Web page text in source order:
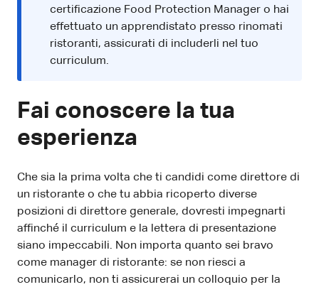
certificazione Food Protection Manager o hai
effettuato un apprendistato presso rinomati
ristoranti, assicurati di includerli nel tuo
curriculum.
Fai conoscere la tua
esperienza
Che sia la prima volta che ti candidi come direttore di
un ristorante o che tu abbia ricoperto diverse
posizioni di direttore generale, dovresti impegnarti
affinché il curriculum e la lettera di presentazione
siano impeccabili. Non importa quanto sei bravo
come manager di ristorante: se non riesci a
comunicarlo, non ti assicurerai un colloquio per la